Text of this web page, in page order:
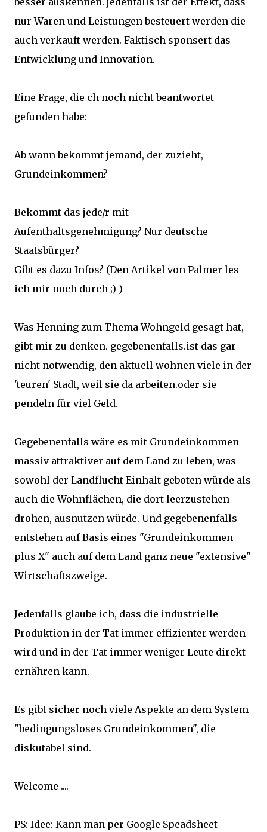
nur Waren und Leistungen besteuert werden die
auch verkauft werden. Faktisch sponsert das
Entwicklung und Innovation.
Eine Frage, die ch noch nicht beantwortet
gefunden habe:
Ab wann bekommt jemand, der zuzieht,
Grundeinkommen?
Bekommt das jede/r mit
Aufenthaltsgenehmigung? Nur deutsche
Staatsbürger?
Gibt es dazu Infos? (Den Artikel von Palmer les
ich mir noch durch ;) )
Was Henning zum Thema Wohngeld gesagt hat,
gibt mir zu denken. gegebenenfalls.ist das gar
nicht notwendig, den aktuell wohnen viele in der
'teuren' Stadt, weil sie da arbeiten.oder sie
pendeln für viel Geld.
Gegebenenfalls wäre es mit Grundeinkommen
massiv attraktiver auf dem Land zu leben, was
sowohl der Landflucht Einhalt geboten würde als
auch die Wohnflächen, die dort leerzustehen
drohen, ausnutzen würde. Und gegebenenfalls
entstehen auf Basis eines "Grundeinkommen
plus X" auch auf dem Land ganz neue "extensive"
Wirtschaftszweige.
Jedenfalls glaube ich, dass die industrielle
Produktion in der Tat immer effizienter werden
wird und in der Tat immer weniger Leute direkt
ernähren kann.
Es gibt sicher noch viele Aspekte an dem System
"bedingungsloses Grundeinkommen", die
diskutabel sind.
Welcome ....
PS: Idee: Kann man per Google Speadsheet